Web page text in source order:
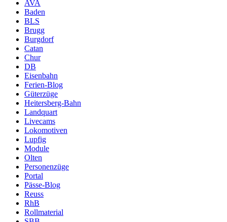
AVA
Baden
BLS
Brugg
Burgdorf
Catan
Chur
DB
Eisenbahn
Ferien-Blog
Güterzüge
Heitersberg-Bahn
Landquart
Livecams
Lokomotiven
Lupfig
Module
Olten
Personenzüge
Portal
Pässe-Blog
Reuss
RhB
Rollmaterial